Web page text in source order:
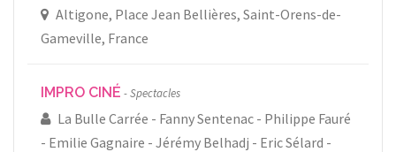
Altigone, Place Jean Bellières, Saint-Orens-de-
Gameville, France
IMPRO CINÉ Spectacles
La Bulle Carrée Fanny Sentenac
Philippe Fauré
Emilie Gagnaire
Jérémy Belhadj
Eric Sélard